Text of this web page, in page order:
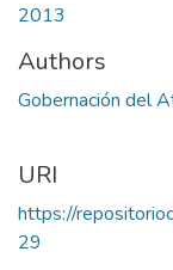
2013
Authors
Gobernación del
URI
https://
29